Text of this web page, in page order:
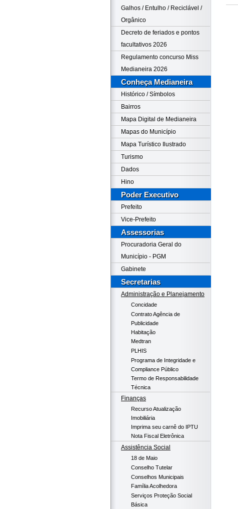
Galhos / Entulho / Reciclável /
Orgânico
Decreto de feriados e pontos
facultativos 2026
Regulamento concurso Miss
Medianeira 2026
Conheça Medianeira
Histórico / Símbolos
Bairros
Mapa Digital de Medianeira
Mapas do Município
Mapa Turístico Ilustrado
Turismo
Dados
Hino
Poder Executivo
Prefeito
Vice-Prefeito
Assessorias
Procuradoria Geral do
Município - PGM
Gabinete
Secretarias
Administração e Planejamento
Concidade
Contrato Agência de
Publicidade
Habitação
Medtran
PLHIS
Programa de Integridade e
Compliance Público
Termo de Responsabilidade
Técnica
Finanças
Recurso Atualização
Imobiliária
Imprima seu carnê do IPTU
Nota Fiscal Eletrônica
Assistência Social
18 de Maio
Conselho Tutelar
Conselhos Municipais
Família Acolhedora
Serviços Proteção Social
Básica